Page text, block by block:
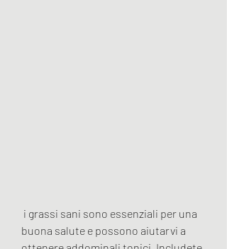
buona salute e possono aiutarvi a